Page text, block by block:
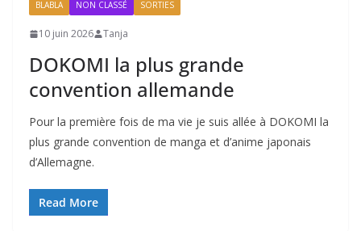
BLABLA NON CLASSÉ SORTIES
10 juin 2026 Tanja
DOKOMI la plus grande
convention allemande
Pour la première fois de ma vie je suis allée à DOKOMI la
plus grande convention de manga et d’anime japonais
d’Allemagne.
Read More